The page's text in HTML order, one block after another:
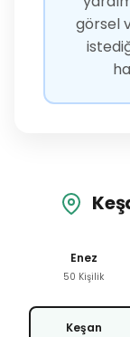
görsel
Enez
50 Kişilik
Keşan